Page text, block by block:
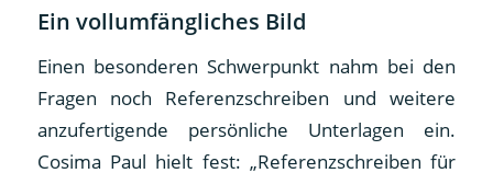
Ein vollumfängliches Bild
Einen besonderen Schwerpunkt nahm bei den
Fragen noch Referenzschreiben und weitere
anzufertigende persönliche Unterlagen ein.
Cosima Paul hielt fest: „Referenzschreiben für